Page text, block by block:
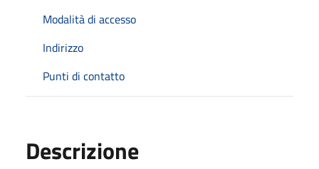
Modalità di accesso
Indirizzo
Punti di contatto
Descrizione